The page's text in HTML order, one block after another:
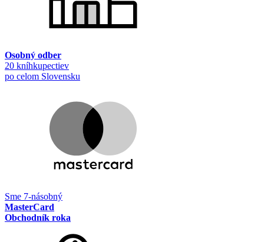
Osobný odber
20 kníhkupectiev
po celom Slovensku
Sme 7-násobný
MasterCard
Obchodník roka